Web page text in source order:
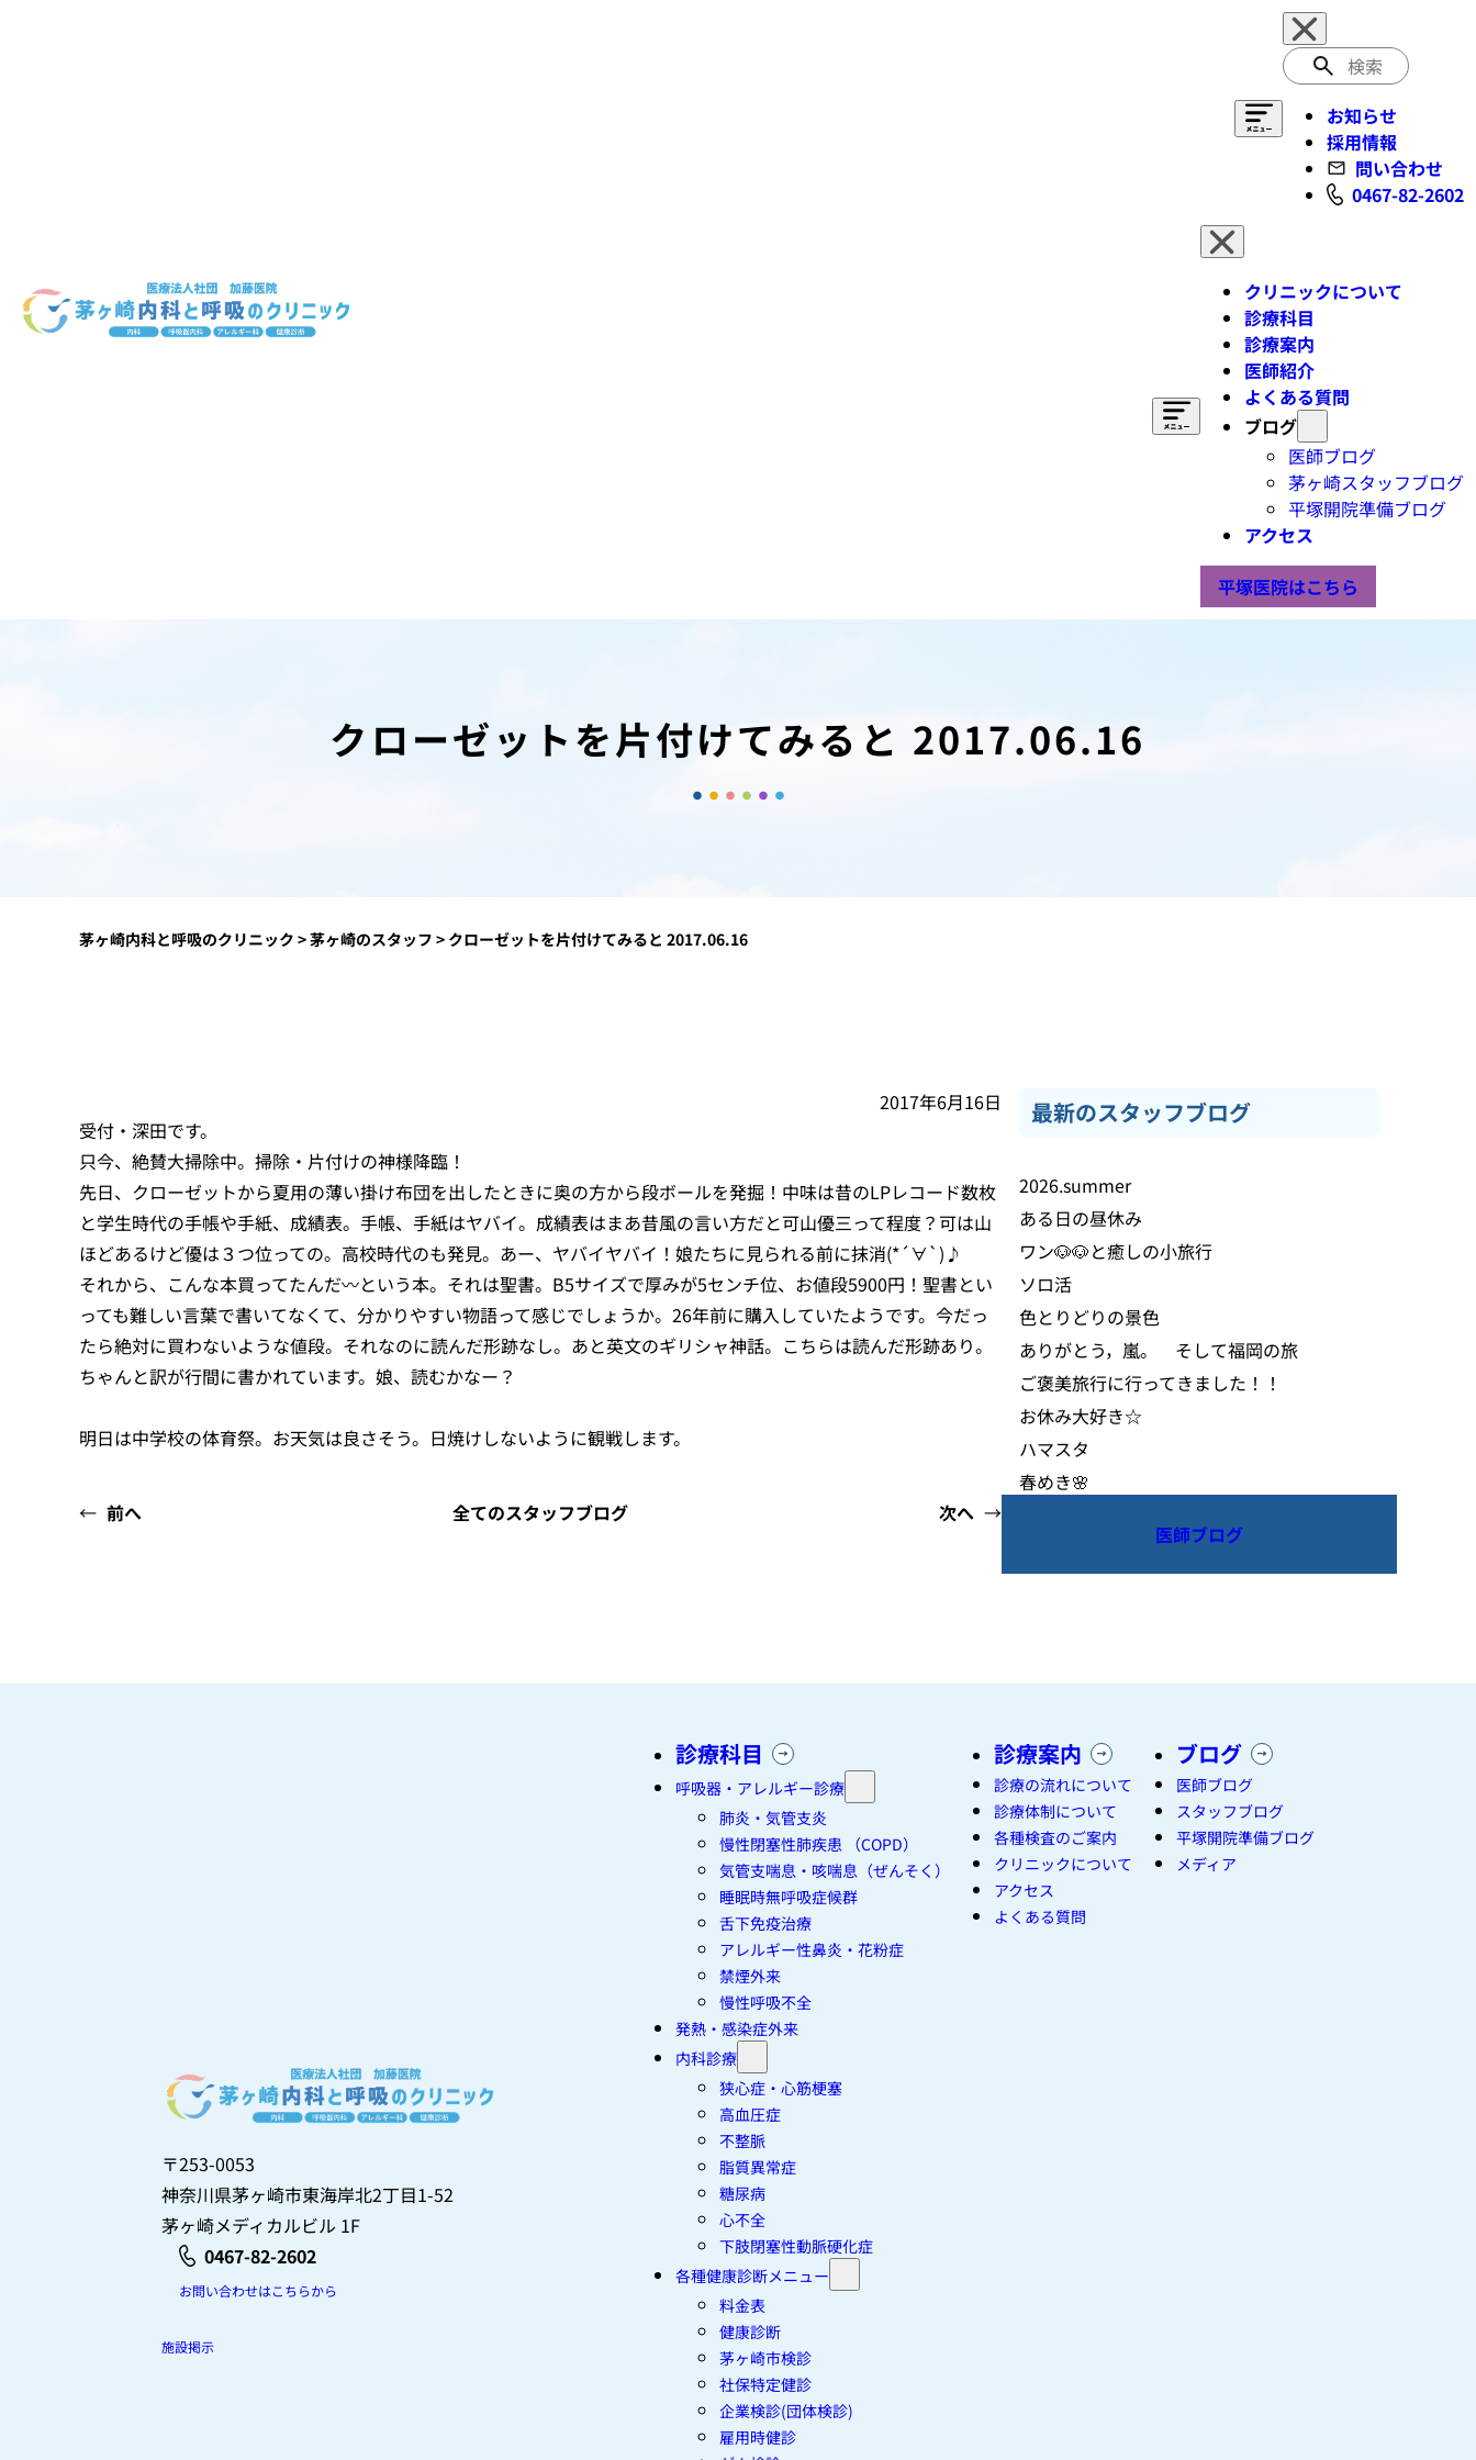
検
索
お知らせ
採用情報
問い合わせ
0467-82-2602
クリニックについて
診療科目
診療案内
医師紹介
よくある質問
ブログ
医師ブログ
茅ヶ崎スタッフブログ
平塚開院準備ブログ
アクセス
平塚医院はこちら
クローゼットを片付けてみると 2017.06.16
茅ヶ崎内科と呼吸のクリニック >茅ヶ崎のスタッフ > クローゼットを片付けてみると 2017.06.16
2017年6月16日
受付・深田です。
只今、絶賛大掃除中。掃除・片付けの神様降臨！
先日、クローゼットから夏用の薄い掛け布団を出したときに奥の方から段ボールを発掘！中味は昔のLPレコード数枚
と学生時代の手帳や手紙、成績表。手帳、手紙はヤバイ。成績表はまあ昔風の言い方だと可山優三って程度？可は山
ほどあるけど優は３つ位っての。高校時代のも発見。あー、ヤバイヤバイ！娘たちに見られる前に抹消(*´∀`)♪
それから、こんな本買ってたんだ〰という本。それは聖書。B5サイズで厚みが5センチ位、お値段5900円！聖書とい
っても難しい言葉で書いてなくて、分かりやすい物語って感じでしょうか。26年前に購入していたようです。今だっ
たら絶対に買わないような値段。それなのに読んだ形跡なし。あと英文のギリシャ神話。こちらは読んだ形跡あり。
ちゃんと訳が行間に書かれています。娘、読むかなー？
明日は中学校の体育祭。お天気は良さそう。日焼けしないように観戦します。
← 前へ 全てのスタッフブログ 次へ →
最新のスタッフブログ
2026.summer
ある日の昼休み
ワン🐶🐶と癒しの小旅行
ソロ活
色とりどりの景色
ありがとう，嵐。 そして福岡の旅
ご褒美旅行に行ってきました！！
お休み大好き☆
ハマスタ
春めき🌸
医師ブログ
〒253-0053
神奈川県茅ヶ崎市東海岸北2丁目1-52
茅ヶ崎メディカルビル 1F
0467-82-2602
お問い合わせはこちらから
施設掲示
診療科目
呼吸器・アレルギー診療
肺炎・気管支炎
慢性閉塞性肺疾患 （COPD）
気管支喘息・咳喘息（ぜんそく）
睡眠時無呼吸症候群
舌下免疫治療
アレルギー性鼻炎・花粉症
禁煙外来
慢性呼吸不全
発熱・感染症外来
内科診療
狭心症・心筋梗塞
高血圧症
不整脈
脂質異常症
糖尿病
心不全
下肢閉塞性動脈硬化症
各種健康診断メニュー
料金表
健康診断
茅ヶ崎市検診
社保特定健診
企業検診(団体検診)
雇用時健診
診療案内
診療の流れについて
診療体制について
各種検査のご案内
クリニックについて
アクセス
よくある質問
ブログ
医師ブログ
スタッフブログ
平塚開院準備ブログ
メディア